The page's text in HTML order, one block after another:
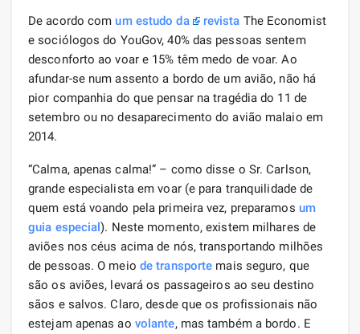
De acordo comum estudo da revista The Economist
e sociólogos do YouGov, 40% das pessoas sentem
desconforto ao voar e 15% têm medo de voar. Ao
afundar-se num assento a bordo de um avião, não há
pior companhia do que pensar na tragédia do 11 de
setembro ou no desaparecimento do avião malaio em
2014.
“Calma, apenas calma!” – como disse o Sr. Carlson,
grande especialista em voar (e para tranquilidade de
quem está voando pela primeira vez, preparamos um
guia especial). Neste momento, existem milhares de
aviões nos céus acima de nós, transportando milhões
de pessoas. O meio de transporte mais seguro, que
são os aviões, levará os passageiros ao seu destino
sãos e salvos. Claro, desde que os profissionais não
estejam apenas ao volante, mas também a bordo. E